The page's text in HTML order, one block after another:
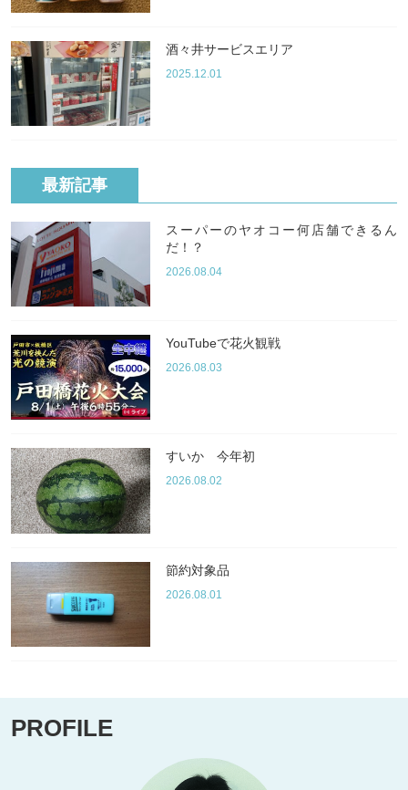
酒々井サービスエリア
2025.12.01
最新記事
スーパーのヤオコー何店舗できるん
だ！？
2026.08.04
YouTubeで花火観戦
2026.08.03
すいか 今年初
2026.08.02
節約対象品
2026.08.01
PROFILE